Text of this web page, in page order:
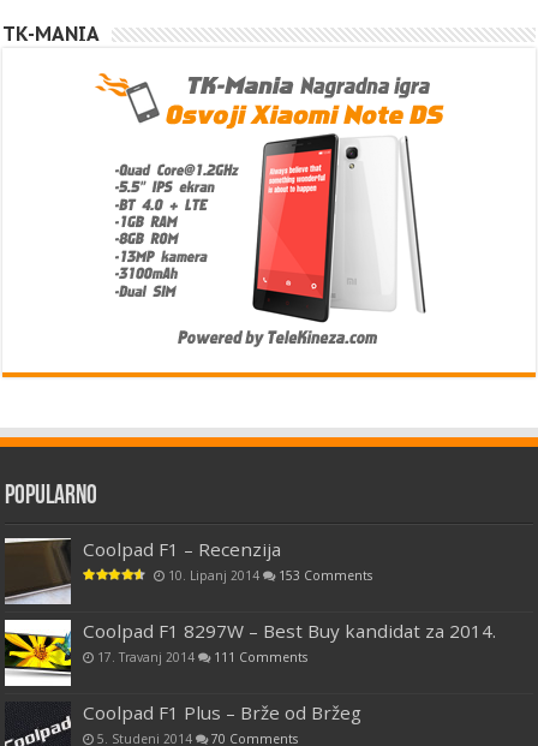
TK-MANIA
Popularno
Coolpad F1 – Recenzija
10. Lipanj 2014 153 Comments
Coolpad F1 8297W – Best Buy kandidat za 2014.
17. Travanj 2014 111 Comments
Coolpad F1 Plus – Brže od Bržeg
5. Studeni 2014 70 Comments